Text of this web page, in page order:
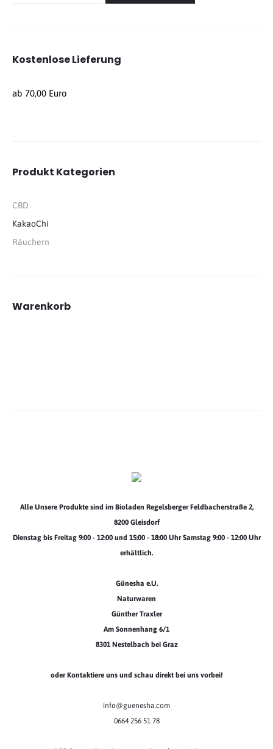
Kostenlose Lieferung
ab 70,00 Euro
Produkt Kategorien
CBD
KakaoChi
Räuchern
Warenkorb
Alle Unsere Produkte sind im Bioladen Regelsberger Feldbacherstraße 2,
8200 Gleisdorf
Dienstag bis Freitag 9:00 - 12:00 und 15:00 - 18:00 Uhr Samstag 9:00 - 12:00 Uhr
erhältlich.
Günesha e.U.
Naturwaren
Günther Traxler
Am Sonnenhang 6/1
8301 Nestelbach bei Graz
oder Kontaktiere uns und schau direkt bei uns vorbei!
info@guenesha.com
0664 256 51 78